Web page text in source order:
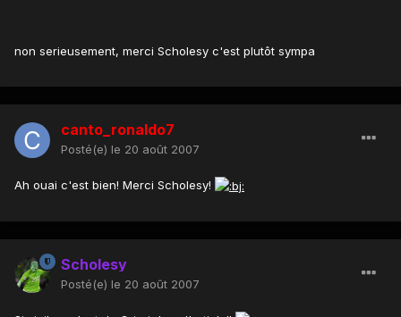
non serieusement, merci Scholesy c'est plutôt sympa
canto_ronaldo7
Posté(e) le 20 août 2007
Ah ouai c'est bien! Merci Scholesy!
Scholesy
Posté(e) le 20 août 2007